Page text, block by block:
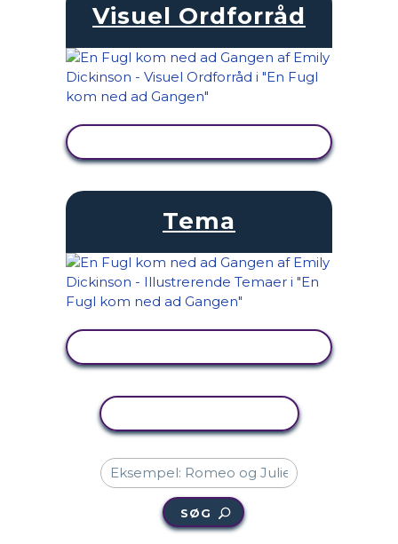
Visuel Ordforråd
Tema
SØG